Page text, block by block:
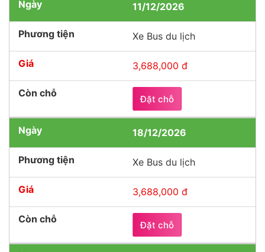
11/12/2026
Xe Bus du lịch
3,688,000 đ
Đặt chỗ
18/12/2026
Xe Bus du lịch
3,688,000 đ
Đặt chỗ